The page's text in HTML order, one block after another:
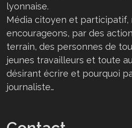
lyonnaise.
Média citoyen et participatif,
encourageons, par des
terrain, des personnes de
jeunes travailleurs et toute
désirant écrire et pourquoi
journaliste…